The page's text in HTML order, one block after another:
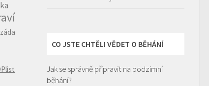
CO JSTE CHTĚLI VĚDET O BĚHÁNÍ
Jak se správně připravit na podzimní
běhání?
záda